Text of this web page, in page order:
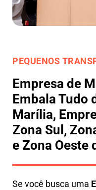
PEQUENOS
Empresa de
Embala Tudo
Marília,
Zona Sul,
e Zona Oeste
Se você busca uma E